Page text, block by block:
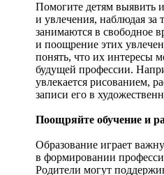
Помогите детям выявить
и увлечения, наблюдая за
занимаются в свободное
и поощрение этих
понять, что их интересы
будущей профессии.
увлекается рисованием,
записи его в
Поощряйте обучение и
Образование играет
в формировании
Родители могут